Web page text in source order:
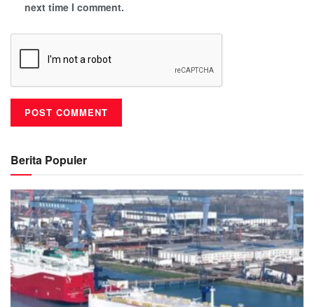
next time I comment.
Berita Populer